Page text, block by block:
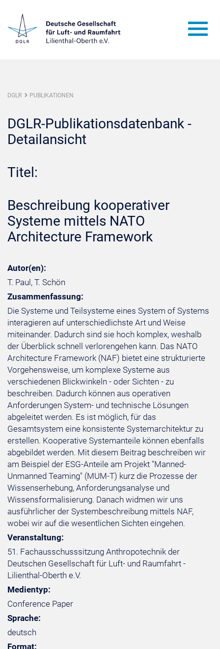
DGLR PUBLIKATIONEN
DGLR-Publikationsdatenbank -
Detailansicht
Titel:
Beschreibung kooperativer
Systeme mittels NATO
Architecture Framework
Autor(en):
T. Paul, T. Schön
Zusammenfassung:
Die Systeme und Teilsysteme eines System of Systems
interagieren auf unterschiedlichste Art und Weise
miteinander. Dadurch sind sie hoch komplex, weshalb
der Überblick schnell verlorengehen kann. Das NATO
Architecture Framework (NAF) bietet eine strukturierte
Vorgehensweise, um komplexe Systeme aus
verschiedenen Blickwinkeln - oder Sichten - zu
beschreiben. Dadurch können aus operativen
Anforderungen System- und technische Lösungen
abgeleitet werden. Es ist möglich, für das
Gesamtsystem eine konsistente Systemarchitektur zu
erstellen. Kooperative Systemanteile können ebenfalls
abgebildet werden. Mit diesem Beitrag beschreiben wir
am Beispiel der ESG-Anteile am Projekt "Manned-
Unmanned Teaming" (MUM-T) kurz die Prozesse der
Wissenserhebung, Anforderungsanalyse und
Wissensformalisierung. Danach widmen wir uns
ausführlicher der Systembeschreibung mittels NAF,
wobei wir auf die wesentlichen Sichten eingehen.
Veranstaltung:
51. Fachausschusssitzung Anthropotechnik der
Deutschen Gesellschaft für Luft- und Raumfahrt -
Lilienthal-Oberth e.V.
Medientyp:
Conference Paper
Sprache:
deutsch
Format: